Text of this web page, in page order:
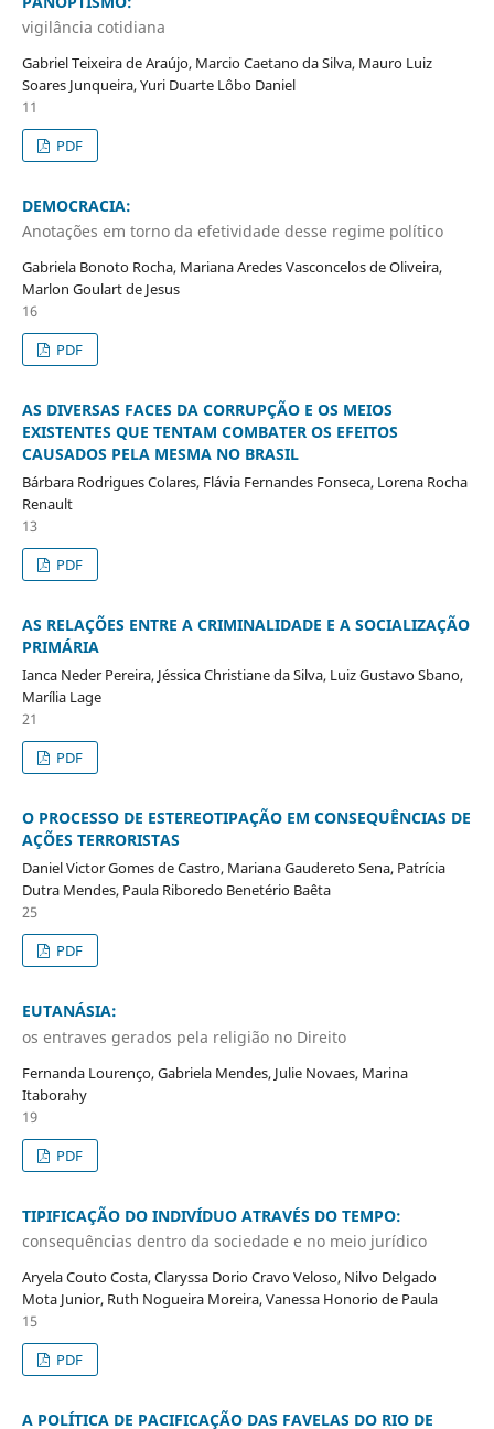
vigilância cotidiana
Gabriel Teixeira de Araújo, Marcio Caetano da Silva, Mauro Luiz
Soares Junqueira, Yuri Duarte Lôbo Daniel
11
PDF
DEMOCRACIA:
Anotações em torno da efetividade desse regime político
Gabriela Bonoto Rocha, Mariana Aredes Vasconcelos de Oliveira,
Marlon Goulart de Jesus
16
PDF
AS DIVERSAS FACES DA CORRUPÇÃO E OS MEIOS
EXISTENTES QUE TENTAM COMBATER OS EFEITOS
CAUSADOS PELA MESMA NO BRASIL
Bárbara Rodrigues Colares, Flávia Fernandes Fonseca, Lorena Rocha
Renault
13
PDF
AS RELAÇÕES ENTRE A CRIMINALIDADE E A SOCIALIZAÇÃO
PRIMÁRIA
Ianca Neder Pereira, Jéssica Christiane da Silva, Luiz Gustavo Sbano,
Marília Lage
21
PDF
O PROCESSO DE ESTEREOTIPAÇÃO EM CONSEQUÊNCIAS DE
AÇÕES TERRORISTAS
Daniel Victor Gomes de Castro, Mariana Gaudereto Sena, Patrícia
Dutra Mendes, Paula Riboredo Benetério Baêta
25
PDF
EUTANÁSIA:
os entraves gerados pela religião no Direito
Fernanda Lourenço, Gabriela Mendes, Julie Novaes, Marina
Itaborahy
19
PDF
TIPIFICAÇÃO DO INDIVÍDUO ATRAVÉS DO TEMPO:
consequências dentro da sociedade e no meio jurídico
Aryela Couto Costa, Claryssa Dorio Cravo Veloso, Nilvo Delgado
Mota Junior, Ruth Nogueira Moreira, Vanessa Honorio de Paula
15
PDF
A POLÍTICA DE PACIFICAÇÃO DAS FAVELAS DO RIO DE